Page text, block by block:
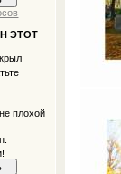
ЭТОТ
плохой